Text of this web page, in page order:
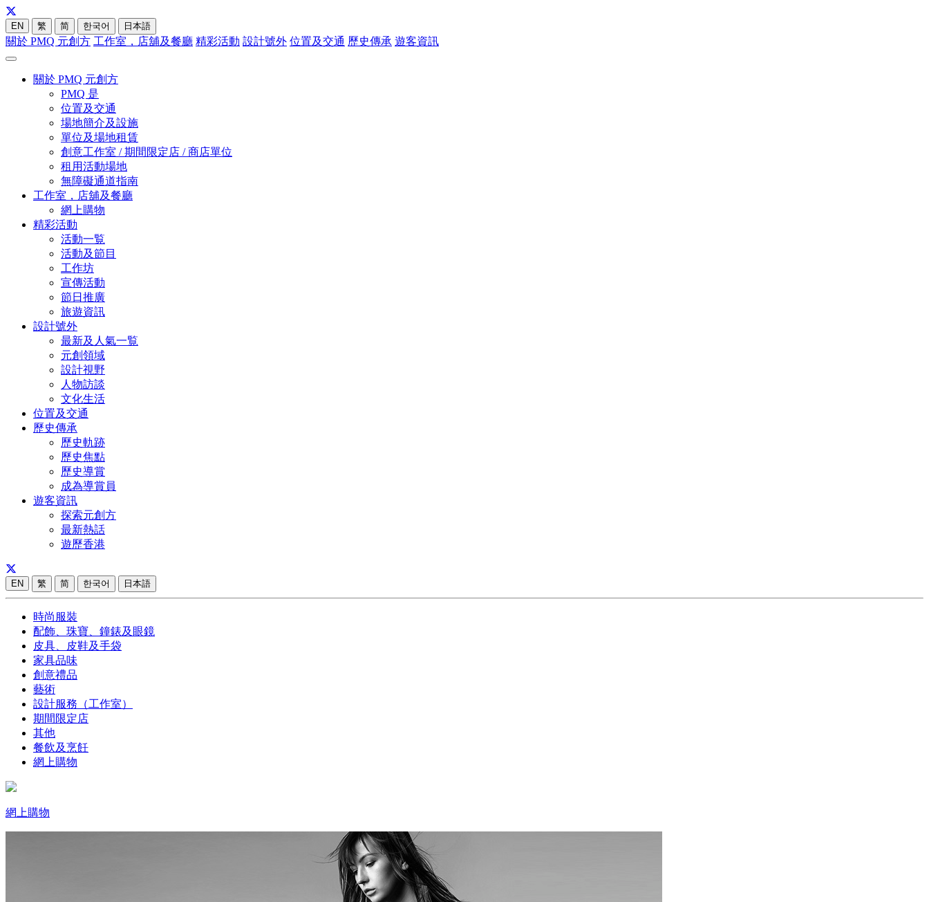
EN 繁 简 한국어 日本語
關於 PMQ 元創方 工作室，店舖及餐廳 精彩活動 設計號外 位置及交通 歷史傳承 遊客資訊
關於 PMQ 元創方
PMQ 是
位置及交通
場地簡介及設施
單位及場地租賃
創意工作室 / 期間限定店 / 商店單位
租用活動場地
無障礙通道指南
工作室，店舖及餐廳
網上購物
精彩活動
活動一覧
活動及節目
工作坊
宣傳活動
節日推廣
旅遊資訊
設計號外
最新及人氣一覧
元創領域
設計視野
人物訪談
文化生活
位置及交通
歷史傳承
歷史軌跡
歷史焦點
歷史導賞
成為導賞員
遊客資訊
探索元創方
最新熱話
遊歷香港
EN 繁 简 한국어 日本語
時尚服裝
配飾、珠寶、鐘錶及眼鏡
皮具、皮鞋及手袋
家具品味
創意禮品
藝術
設計服務（工作室）
期間限定店
其他
餐飲及烹飪
網上購物
網上購物